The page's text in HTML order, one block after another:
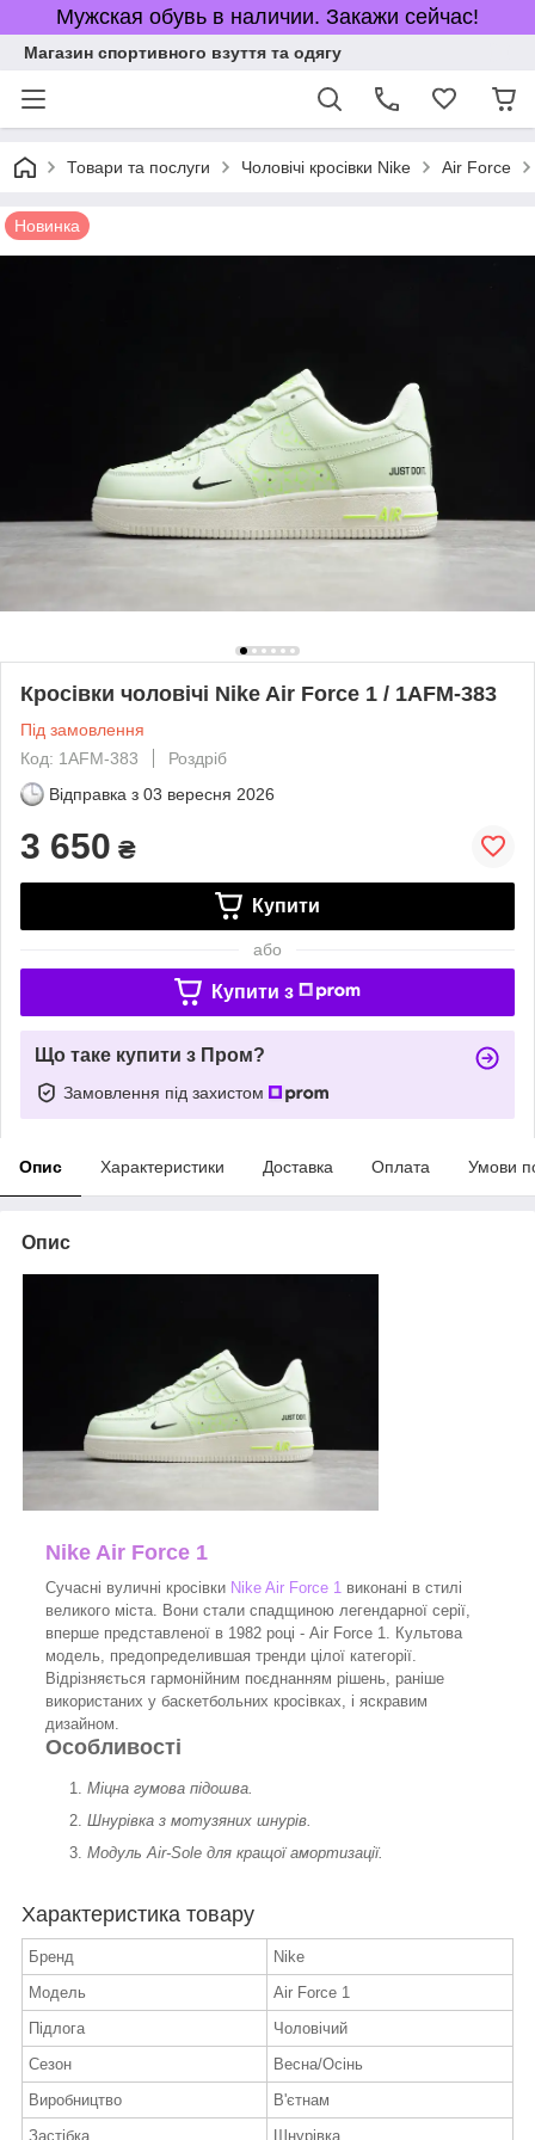
Мужская обувь в наличии. Закажи сейчас!
Магазин спортивного взуття та одягу
Товари та послуги Чоловічі кросівки Nike Air Force
Новинка
Кросівки чоловічі Nike Air Force 1 / 1AFM-383
Під замовлення
Код: 1AFM-383
Роздріб
Відправка з 03 вересня 2026
3 650 ₴
Купити
або
Купити з
Що таке купити з Пром?
Замовлення під захистом
Опис Характеристики Доставка Оплата Умови
Опис
Nike Air Force 1
Сучасні вуличні кросівки Nike Air Force 1 виконані в стилі
великого міста. Вони стали спадщиною легендарної серії,
вперше представленої в 1982 році - Air Force 1. Культова
модель, предопределившая тренди цілої категорії.
Відрізняється гармонійним поєднанням рішень, раніше
використаних у баскетбольних кросівках, і яскравим
дизайном.
Особливості
Міцна гумова підошва.
Шнурівка з мотузяних шнурів.
Модуль Air-Sole для кращої амортизації.
Характеристика товару
Бренд
Nike
Модель
Air Force 1
Підлога
Чоловічий
Сезон
Весна/Осінь
Виробництво
В'єтнам
Застібка
Шнурівка